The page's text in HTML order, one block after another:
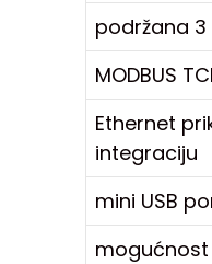
podržana 3
MODBUS
Ethernet
integraciju
mini USB
mogućnost